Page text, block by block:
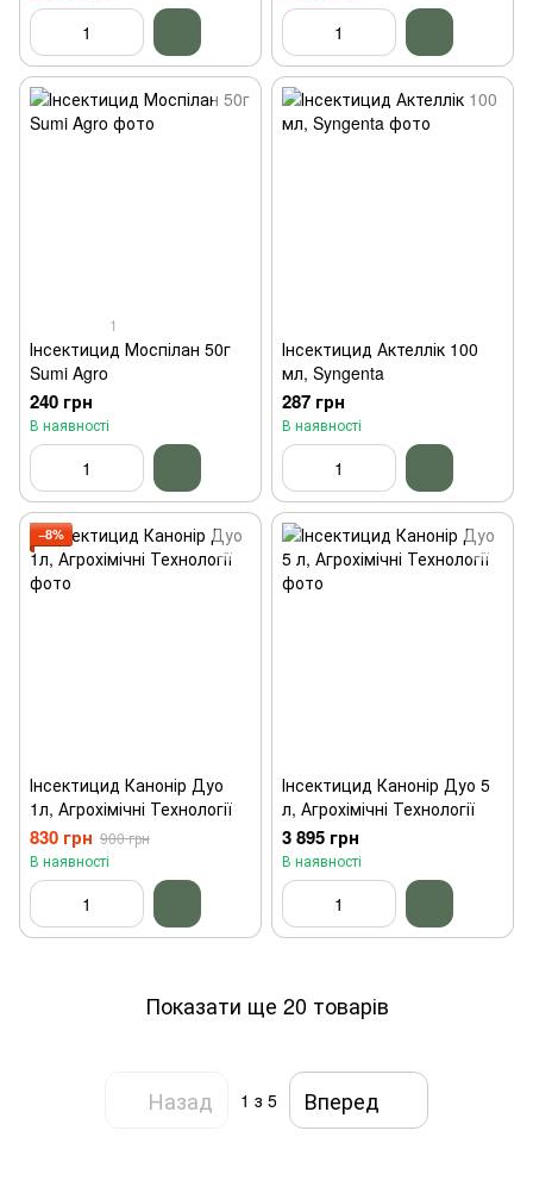
1
Інсектицид Моспілан 50г
Sumi Agro
240 грн
В наявності
Інсектицид Актеллік 100
мл, Syngenta
287 грн
В наявності
−8%
Інсектицид Канонір Дуо
1л, Агрохімічні Технології
830 грн 900 грн
В наявності
Інсектицид Канонір Дуо 5
л, Агрохімічні Технології
3 895 грн
В наявності
Показати ще 20 товарів
Назад 1 з 5 Вперед